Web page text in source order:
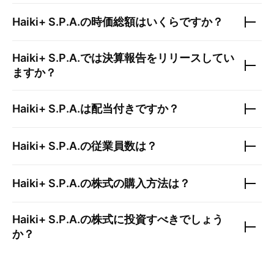
Haiki+ S.P.A.の時価総額はいくらですか？
Haiki+ S.P.A.では決算報告をリリースしてい
ますか？
Haiki+ S.P.A.は配当付きですか？
Haiki+ S.P.A.の従業員数は？
Haiki+ S.P.A.の株式の購入方法は？
Haiki+ S.P.A.の株式に投資すべきでしょう
か？